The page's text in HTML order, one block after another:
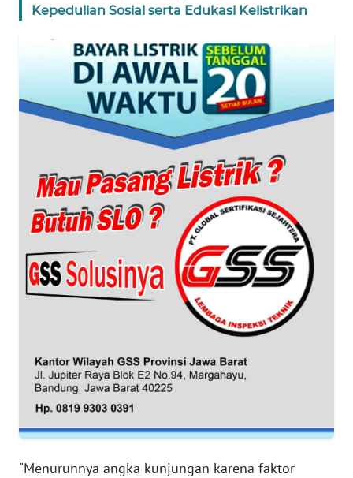
Kepedulian Sosial serta Edukasi Kelistrikan
"Menurunnya angka kunjungan karena faktor
WN
BANTEN
WN
PAPUA
WN
PAPUA
BARAT
WN
SERAMBI
JAMBI